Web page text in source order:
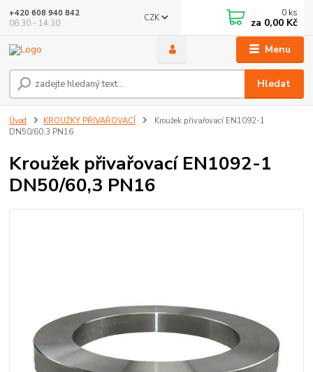
Menu
CZK
Hledat
+420 608 940 842
06:30 - 14:30
0 ks
za 0,00 Kč
Úvod KROUŽKY PŘIVAŘOVACÍ
Kroužek přivařovací EN1092-1
DN50/60,3 PN16
Kroužek přivařovací EN1092-1
DN50/60,3 PN16